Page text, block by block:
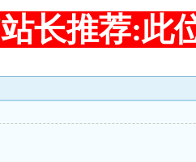
站长推荐:此